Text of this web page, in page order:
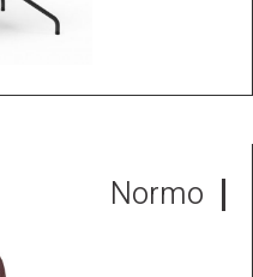
Normo